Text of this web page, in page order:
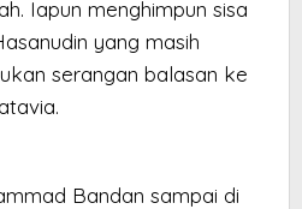
Iapun menghimpun sisa
yang masih
serangan balasan ke
Bandan sampai di